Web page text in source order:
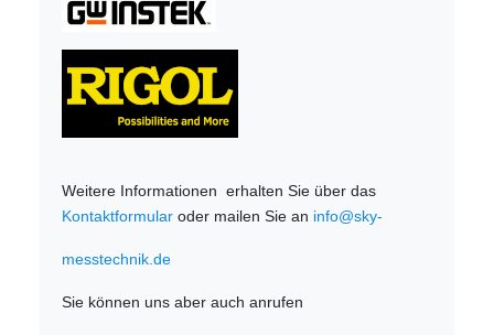
Weitere Informationen erhalten Sie über das
Kontaktformular oder mailen Sie an info@sky-
messtechnik.de
Sie können uns aber auch anrufen